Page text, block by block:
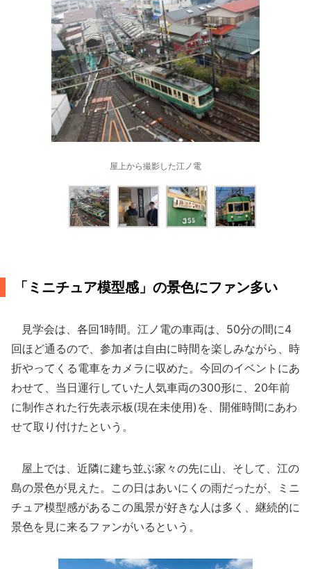
屋上から撮影した江ノ電
「ミニチュア模型感」の景色にファン多い
見学会は、各回1時間。江ノ電の車両は、50分の間に4
回ほど通るので、参加者は自由に時間を楽しみながら、時
折やってくる電車をカメラに収めた。今回のイベントにあ
わせて、当日運行していた人気車両の300形に、20年前
に制作された行先表示板(現在未使用)を、開催時間にあわ
せて取り付けたという。
屋上では、近隣に建ち並ぶ家々の先に山、そして、江の
島の景色が見えた。この日はあいにくの雨だったが、ミニ
チュア模型感があるこの風景が好きな人は多く、継続的に
景色を見に来るファンがいるという。